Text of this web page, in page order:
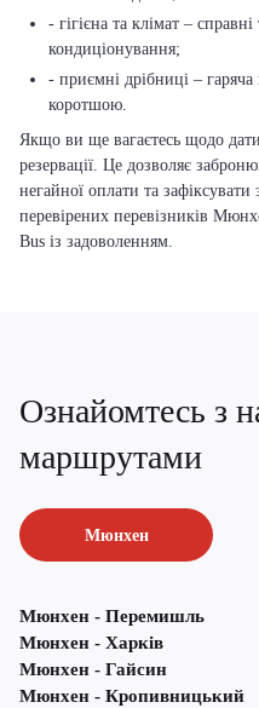
- гігієна та клімат –
кондиціонування;
- приємні дрібниці –
коротшою.
Якщо ви ще вагаєтесь щодо
резервації. Це дозволяє
негайної оплати та
перевірених перевізників
Bus із задоволенням.
Ознайомтесь з
маршрутами
Мюнхен
Мюнхен - Перемишль
Мюнхен - Харків
Мюнхен - Гайсин
Мюнхен - Кропивницький